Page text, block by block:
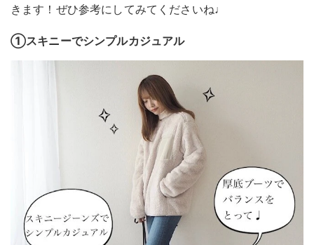
きます！ぜひ参考にしてみてくださいね♩
①スキニーでシンプルカジュアル